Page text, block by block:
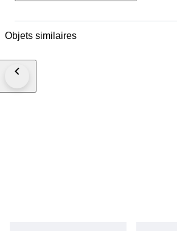
Objets similaires